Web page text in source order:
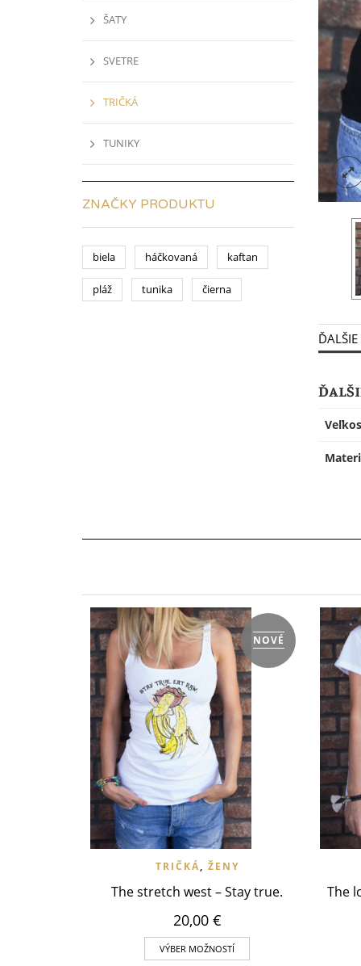
ŠATY
SVETRE
TRIČKÁ
TUNIKY
ZNAČKY PRODUKTU
biela háčkovaná kaftan
pláž tunika čierna
NOVÉ
VLOŽIŤ DO WISHLIST RÝCHLY NÁHĽAD
TRIČKÁ, ŽENY
The stretch west – Stay true.
20,00 €
VÝBER MOŽNOSTÍ
The